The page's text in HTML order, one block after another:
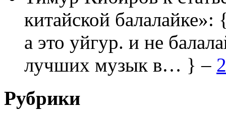
китайской балалайке»:
а это уйгур. и не
лучших музык в… } –
Рубрики